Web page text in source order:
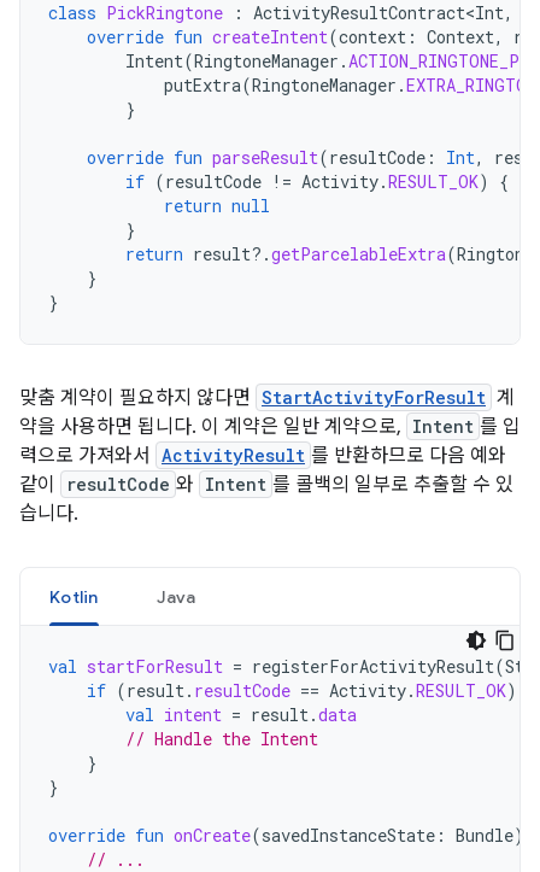
class PickRingtone : ActivityResultContract<Int,
override fun createIntent(context : Context,
Intent(RingtoneManager .
putExtra(RingtoneManager .
}
override fun parseResult(resultCode : Int,
if (resultCode != Activity.RESULT_OK)
{
return null
}
return result?.getParcelableExtra(
}
}
맞춤 계약이 필요하지 않다면 StartActivityForResult 계
약을 사용하면 됩니다. 이 계약은 일반 계약으로, Intent 를 입
력으로 가져와서
ActivityResult 를 반환하므로 다음 예와
같이
resultCode 와 Intent 를 콜백의 일부로 추출할 수 있
습니다.
Kotlin Java
val startForResult = registerForActivityResult(
if (result. resultCode == Activity.RESULT_OK)
val intent = result.data
// Handle the Intent
}
}
override fun onCreate(savedInstanceState : Bundle)
// ...